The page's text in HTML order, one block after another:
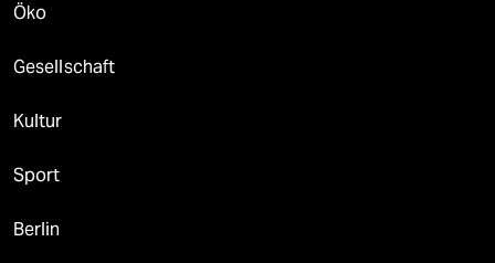
Öko
Gesellschaft
Kultur
Sport
Berlin